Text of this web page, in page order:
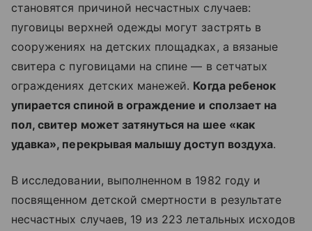
становятся причиной несчастных случаев:
пуговицы верхней одежды могут застрять в
сооружениях на детских площадках, а вязаные
свитера с пуговицами на спине — в сетчатых
ограждениях детских манежей. Когда ребенок
упирается спиной в ограждение и сползает на
пол, свитер может затянуться на шее «как
удавка», перекрывая малышу доступ воздуха.
В исследовании, выполненном в 1982 году и
посвященном детской смертности в результате
несчастных случаев, 19 из 223 летальных исходов